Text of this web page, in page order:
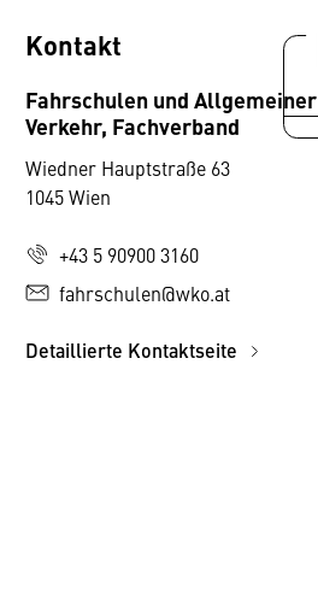
Kontakt
Fahrschulen und Allgemeiner
Verkehr, Fachverband
Wiedner Hauptstraße 63
1045 Wien
+43 5 90900 3160
fahrschulen@wko.at
Detaillierte Kontaktseite